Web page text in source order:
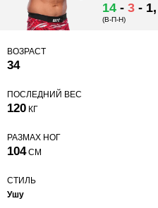
14 - 3 - 1
(В-П-Н)
ВОЗРАСТ
34
ПОСЛЕДНИЙ ВЕС
120 КГ
РАЗМАХ НОГ
104СМ
СТИЛЬ
Ушу